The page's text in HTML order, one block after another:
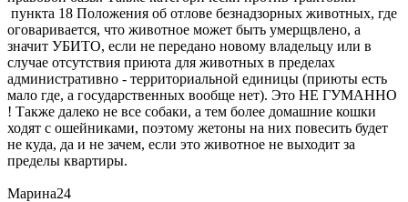
пункта 18 Положения об отлове безнадзорных животных, где
оговаривается, что животное может быть умерщвлено, а
значит УБИТО, если не передано новому владельцу или в
случае отсутствия приюта для животных в пределах
административно - территориальной единицы (приюты есть
мало где, а государственных вообще нет). Это НЕ ГУМАННО
! Также далеко не все собаки, а тем более домашние кошки
ходят с ошейниками, поэтому жетоны на них повесить будет
не куда, да и не зачем, если это животное не выходит за
пределы квартиры.
Марина24